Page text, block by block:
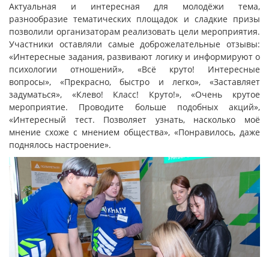
Актуальная и интересная для молодёжи тема,
разнообразие тематических площадок и сладкие призы
позволили организаторам реализовать цели мероприятия.
Участники оставляли самые доброжелательные отзывы:
«Интересные задания, развивают логику и информируют о
психологии отношений», «Всё круто! Интересные
вопросы», «Прекрасно, быстро и легко», «Заставляет
задуматься», «Клево! Класс! Круто!», «Очень крутое
мероприятие. Проводите больше подобных акций»,
«Интересный тест. Позволяет узнать, насколько моё
мнение схоже с мнением общества», «Понравилось, даже
поднялось настроение».